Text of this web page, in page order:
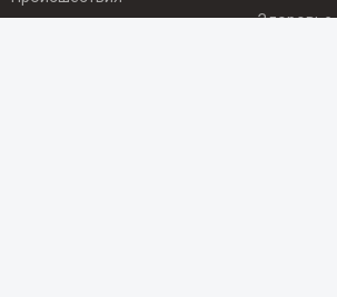
Здоровье